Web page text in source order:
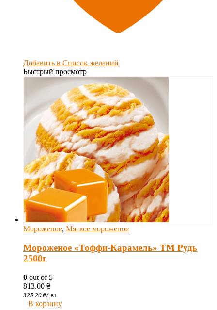
Добавить в Список желаний
Быстрый просмотр
Мороженое, Мягкое мороженое
Мороженое «Тоффи-Карамель» ТМ Рудь
2500г
0 out of 5
813.00 ₴
325.20 ₴/ кг
В корзину